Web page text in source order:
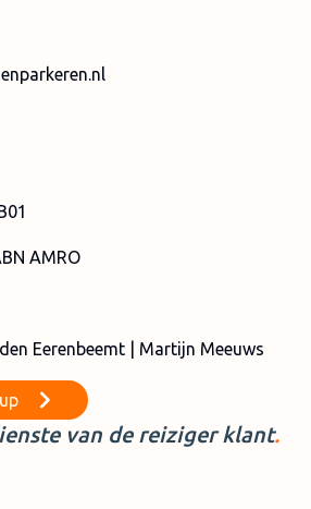
AMRO
Eerenbeemt | Martijn Meeuws
van de reiziger klant.